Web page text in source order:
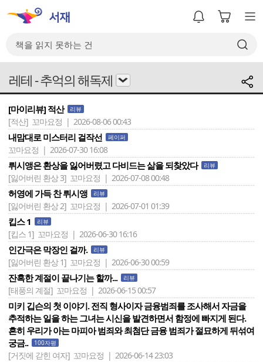
레테 - 추억의 해독제
[마이리뷰] 적산 리뷰
[적산] 꼬마요정 | 2026-08-06 00:43
내맘대로 미스터리 걸작선 페이퍼
꼬마요정 | 2026-07-30 16:08
뤼시앵은 환상을 잃어버렸고 다비드는 삶을 되찾았다 리뷰
[잃어버린 환상 3] 꼬마요정 | 2026-07-08 00:48
허영에 가득 찬 뤼시앵 리뷰
[잃어버린 환상 2] 꼬마요정 | 2026-07-01 01:39
킵스 1 리뷰
[킵스 1] 꼬마요정 | 2026-06-30 16:16
인간극은 막장인 걸까. 리뷰
[잃어버린 환상 1] 꼬마요정 | 2026-06-30 00:59
잔혹한 계절이 끝나기는 할까... 리뷰
[태풍의 계절] 꼬마요정 | 2026-06-15 00:57
미키 깁슨의 첫 이야기. 전직 형사이자 금융범죄를 조사해서 자금을
추적하는 일을 하는 그녀는 시신을 발견하면서 함정에 빠지게 된다.
흔히 우리가 아는 마피아 범죄와 최첨단 금융 범죄가 절묘하게 뒤섞여
궁금..
100자평
[거짓에 갇힌 여자] 꼬마요정 | 2026-06-14 23:03